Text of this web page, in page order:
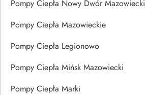
Pompy Ciepła Nowy Dwór Mazowiecki
Pompy Ciepła Mazowieckie
Pompy Ciepła Legionowo
Pompy Ciepła Mińsk Mazowiecki
Pompy Ciepła Marki